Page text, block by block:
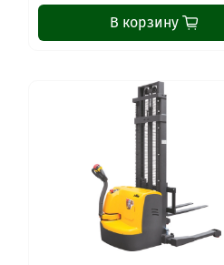
В корзину